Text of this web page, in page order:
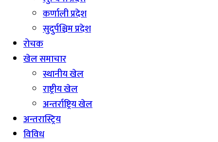
कर्णाली प्रदेश
सुदुर्पश्चिम प्रदेश
रोचक
खेल समाचार
स्थानीय खेल
राष्ट्रीय खेल
अन्तर्राष्ट्रिय खेल
अन्तरास्ट्रिय
विविध